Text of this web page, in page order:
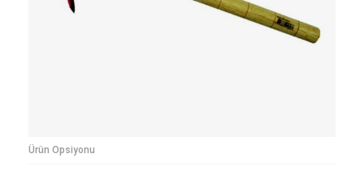
Ürün Opsiyonu